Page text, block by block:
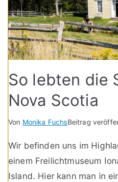
So lebten die
Nova Scotia
Von Monika FuchsBeitrag
Wir befinden uns im
einem Freilichtmuseum
Island. Hier kann man in